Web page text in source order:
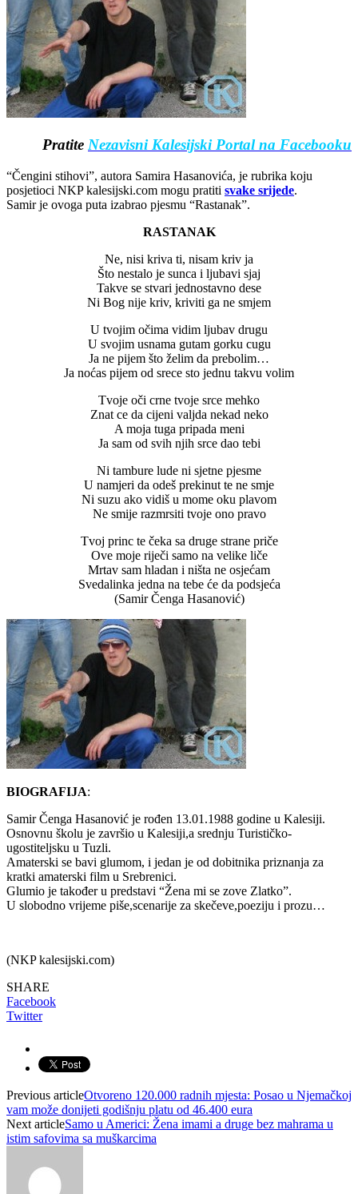
Pratite Nezavisni Kalesijski Portal na Facebooku
“Čengini stihovi”, autora Samira Hasanovića, je rubrika koju
posjetioci NKP kalesijski.com mogu pratiti svake srijede.
Samir je ovoga puta izabrao pjesmu “Rastanak”.
RASTANAK
Ne, nisi kriva ti, nisam kriv ja
Što nestalo je sunca i ljubavi sjaj
Takve se stvari jednostavno dese
Ni Bog nije kriv, kriviti ga ne smjem
U tvojim očima vidim ljubav drugu
U svojim usnama gutam gorku cugu
Ja ne pijem što želim da prebolim…
Ja noćas pijem od srece sto jednu takvu volim
Tvoje oči crne tvoje srce mehko
Znat ce da cijeni valjda nekad neko
A moja tuga pripada meni
Ja sam od svih njih srce dao tebi
Ni tambure lude ni sjetne pjesme
U namjeri da odeš prekinut te ne smje
Ni suzu ako vidiš u mome oku plavom
Ne smije razmrsiti tvoje ono pravo
Tvoj princ te čeka sa druge strane priče
Ove moje riječi samo na velike liče
Mrtav sam hladan i ništa ne osjećam
Svedalinka jedna na tebe će da podsjeća
(Samir Čenga Hasanović)
BIOGRAFIJA:
Samir Čenga Hasanović je rođen 13.01.1988 godine u Kalesiji.
Osnovnu školu je završio u Kalesiji,a srednju Turističko-
ugostiteljsku u Tuzli.
Amaterski se bavi glumom, i jedan je od dobitnika priznanja za
kratki amaterski film u Srebrenici.
Glumio je također u predstavi “Žena mi se zove Zlatko”.
U slobodno vrijeme piše,scenarije za skečeve,poeziju i prozu…
(NKP kalesijski.com)
SHARE
Facebook
Twitter
Previous articleOtvoreno 120.000 radnih mjesta: Posao u Njemačkoj
vam može donijeti godišnju platu od 46.400 eura
Next articleSamo u Americi: Žena imami a druge bez mahrama u
istim safovima sa muškarcima